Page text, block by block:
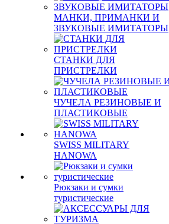
МАНКИ, ПРИМАНКИ И
ЗВУКОВЫЕ ИМИТАТОРЫ
СТАНКИ ДЛЯ
ПРИСТРЕЛКИ
ЧУЧЕЛА РЕЗИНОВЫЕ И
ПЛАСТИКОВЫЕ
SWISS MILITARY
HANOWA
Рюкзаки и сумки
туристические